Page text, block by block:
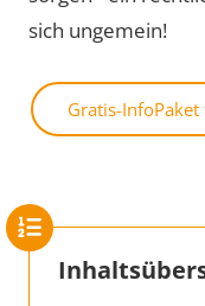
sich ungemein!
Gratis-